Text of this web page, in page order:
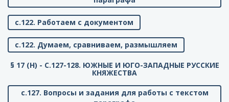
с.122. Работаем с документом
с.122. Думаем, сравниваем, размышляем
§ 17 (Н) - C.127-128. ЮЖНЫЕ И ЮГО-ЗАПАДНЫЕ РУССКИЕ
КНЯЖЕСТВА
с.127. Вопросы и задания для работы с текстом